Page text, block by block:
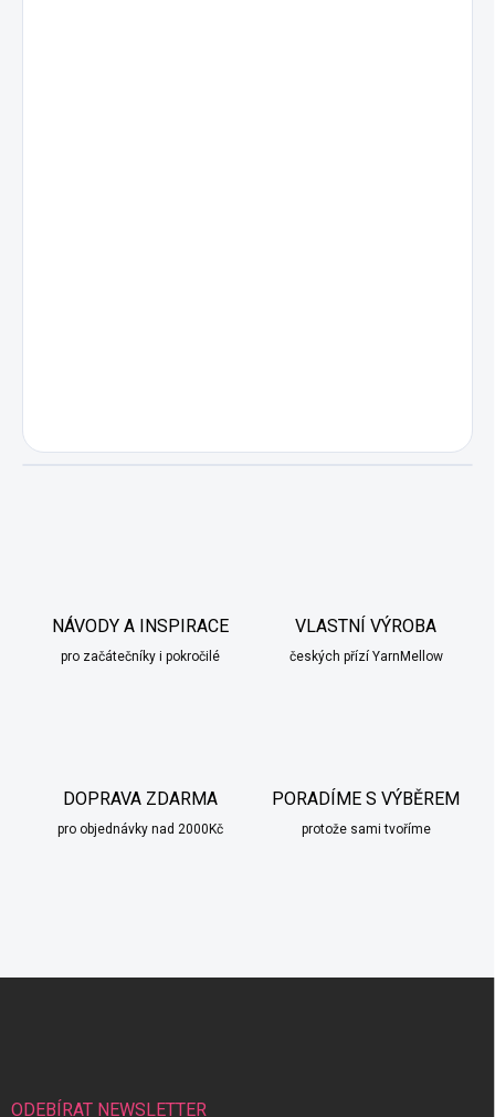
NÁVODY A INSPIRACE
pro začátečníky i pokročilé
VLASTNÍ VÝROBA
českých přízí YarnMellow
DOPRAVA ZDARMA
pro objednávky nad 2000Kč
PORADÍME S VÝBĚREM
protože sami tvoříme
ODEBÍRAT NEWSLETTER